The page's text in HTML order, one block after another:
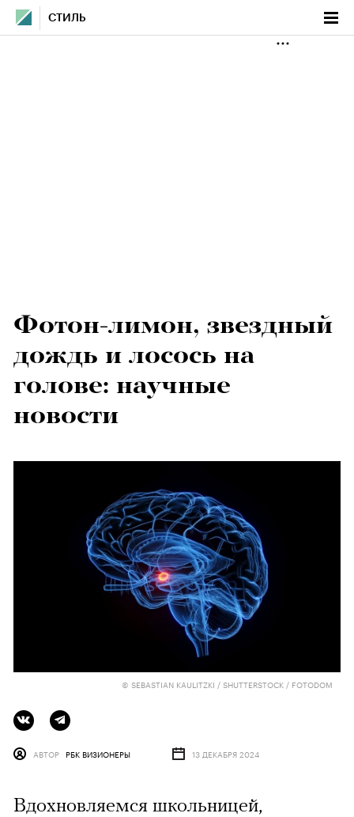
СТИЛЬ
Фотон-лимон, звездный
дождь и лосось на
голове: научные
новости
© SEBASTIAN KAULITZKI / SHUTTERSTOCK / FOTODOM
АВТОР РБК ВИЗИОНЕРЫ 13 ДЕКАБРЯ 2024
Вдохновляемся школьницей,